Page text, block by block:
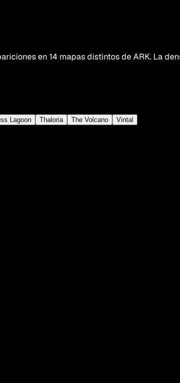
en 14 mapas distintos de ARK. La
Lagoon Thaloria The Volcano Vintal